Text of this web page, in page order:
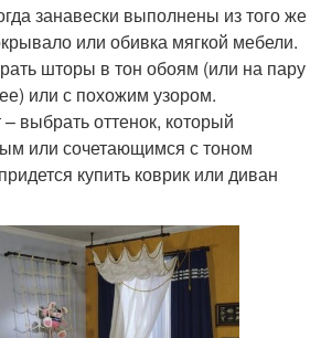
занавески выполнены из того же
или обивка мягкой мебели.
шторы в тон обоям (или на пару
или с похожим узором.
выбрать оттенок, который
или сочетающимся с тоном
купить коврик или диван